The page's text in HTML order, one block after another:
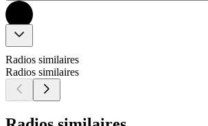
Radios similaires
Radios similaires